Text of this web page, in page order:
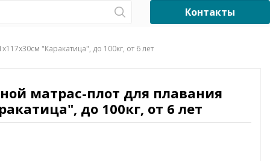
Бассейны
принадлежности
Контакты
"Каракатица", до 100кг, от 6 лет
матрас-плот для плавания
до 100кг, от 6 лет